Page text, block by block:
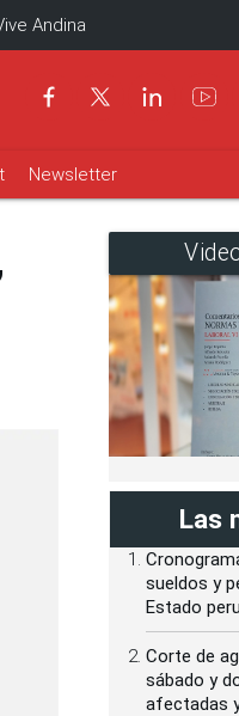
Andina
Newsletter
Las
sueldos y
Estado
Corte de
sábado y
afectadas